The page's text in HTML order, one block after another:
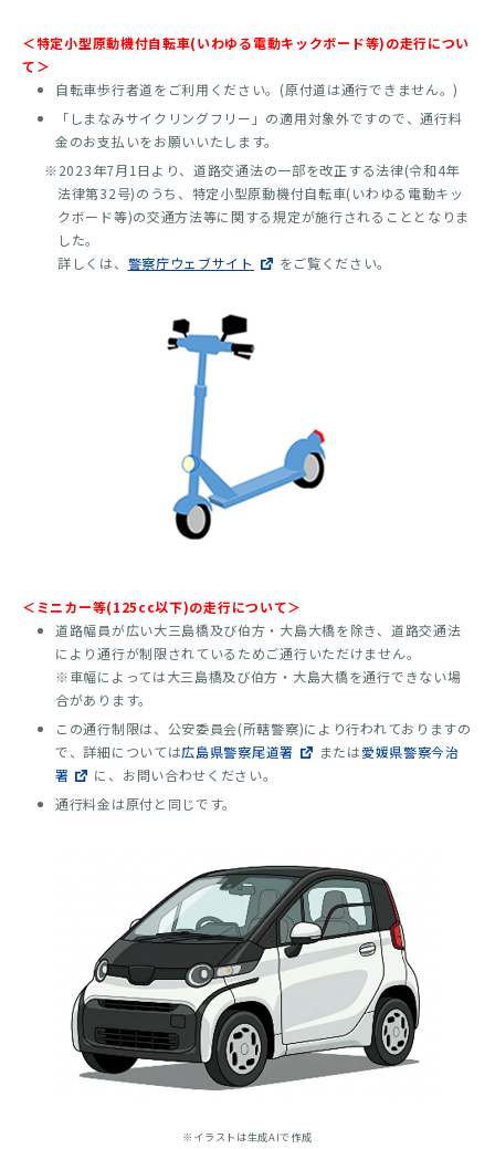
＜特定小型原動機付自転車(いわゆる電動キックボード等)の走行につい
て＞
自転車歩行者道をご利用ください。(原付道は通行できません。)
「しまなみサイクリングフリー」の適用対象外ですので、通行料
金のお支払いをお願いいたします。
※2023年7月1日より、道路交通法の一部を改正する法律(令和4年
法律第32号)のうち、特定小型原動機付自転車(いわゆる電動キッ
クボード等)の交通方法等に関する規定が施行されることとなりま
した。
詳しくは、 警察庁ウェブサイト をご覧ください。
＜ミニカー等(125cc以下)の走行について＞
道路幅員が広い大三島橋及び伯方・大島大橋を除き、道路交通法
により通行が制限されているためご通行いただけません。
※車幅によっては大三島橋及び伯方・大島大橋を通行できない場
合があります。
この通行制限は、公安委員会(所轄警察)により行われておりますの
で、詳細については広島県警察尾道署 または愛媛県警察今治
署
に、お問い合わせください。
通行料金は原付と同じです。
※イラストは生成AIで作成